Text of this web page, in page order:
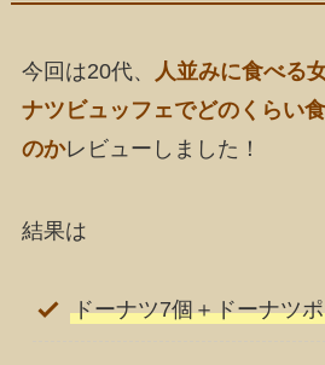
今回は20代、
人並みに食べる
ナツビュッフェでどのくらい
のかレビューしました！
結果は
ドーナツ7個＋ドーナツ